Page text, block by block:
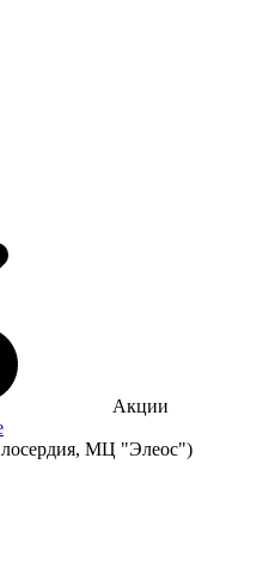
Акции
МЦ "Элеос")